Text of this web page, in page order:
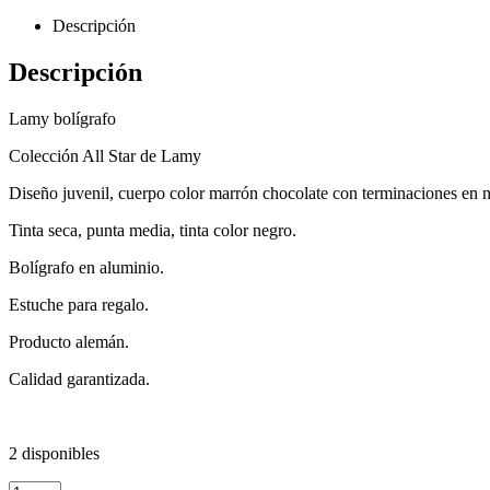
Descripción
Descripción
Lamy bolígrafo
Colección All Star de Lamy
Diseño juvenil, cuerpo color marrón chocolate con terminaciones en
Tinta seca, punta media, tinta color negro.
Bolígrafo en aluminio.
Estuche para regalo.
Producto alemán.
Calidad garantizada.
2 disponibles